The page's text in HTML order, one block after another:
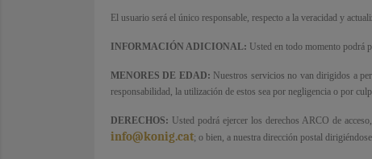
El usuario será el único responsable, respecto a la veracidad y
INFORMACIÓN ADICIONAL: Usted en todo momento podrá
MENORES DE EDAD: Nuestros servicios no van dirigidos a
responsabilidad, la utilización de estos sea por negligencia o por
DERECHOS: Usted podrá ejercer los derechos ARCO de
info@konig.cat; o bien, a nuestra dirección postal